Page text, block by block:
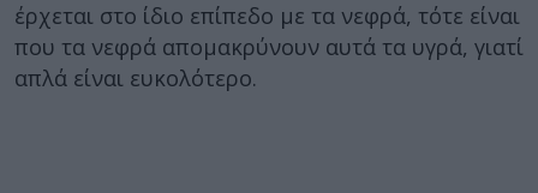
έρχεται στο ίδιο επίπεδο με τα νεφρά, τότε είναι
που τα νεφρά απομακρύνουν αυτά τα υγρά, γιατί
απλά είναι ευκολότερο.